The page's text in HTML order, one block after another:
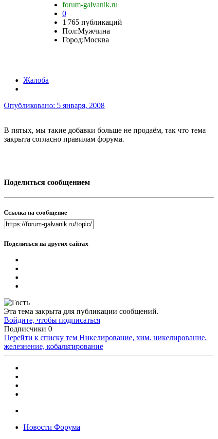
forum-galvanik.ru
0
1 765 публикаций
Пол:Мужчина
Город:Москва
Жалоба
Опубликовано: 5 января, 2008
В пятых, мы такие добавки больше не продаём, так что тема
закрыта согласно правилам форума.
Поделиться сообщением
Ссылка на сообщение
Поделиться на других сайтах
Эта тема закрыта для публикации сообщений.
Войдите, чтобы подписаться
Подписчики 0
Перейти к списку тем Никелирование, хим. никелирование,
железнение, кобальтирование
Новости Форума